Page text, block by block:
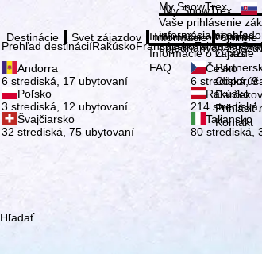
Prihlásiť
My SnowTrex
My SnowTrex
Vaše prihlásenie
informáciami
objednaných
Destinácie
Prehľad destináciíRakúskoFrancúzskoTaliansko
Andorra
6 strediská, 17 ubytovaní
Česko
6 strediská, 9
Poľsko
3 strediská, 12 ubytovaní
Rakúsko
214
Švajčiarsko
32 strediská, 75 ubytovaní
Taliansko
80 strediská,
Svet zájazdov Informácie
Informácie o zájazde
Informácie o zájazde
FAQ
O firme
O nás
O nás
Prihlásiť
Kontakt
Hľadať